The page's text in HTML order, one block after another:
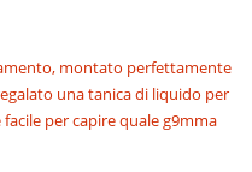
montato perfettamente
una tanica di liquido per
per capire quale g9mma